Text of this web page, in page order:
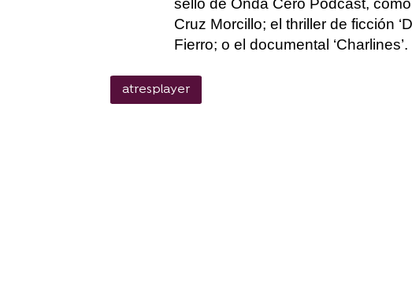
sello de Onda Cero Podcast,
Cruz Morcillo; el thriller de ficción
Fierro; o el documental ‘Charlines’.
atresplayer